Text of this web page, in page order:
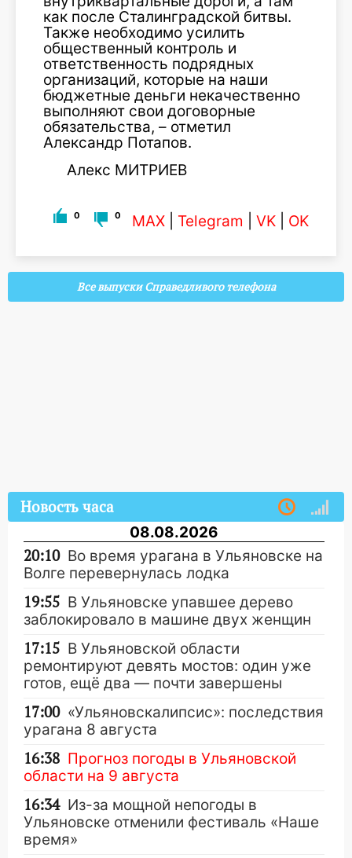
как после Сталинградской битвы.
Также необходимо уси­лить
общественный контроль и
ответственность подрядных
организаций, которые на наши
бюджетные деньги некаче­ственно
выполняют свои до­говорные
обязательства, – от­метил
Александр Потапов.
Алекс МИТРИЕВ
0 0 MAX Telegram VK OK
Все выпуски Справедливого телефона
Новость часа
08.08.2026
20:10 Во время урагана в Ульяновске на
Волге перевернулась лодка
19:55 В Ульяновске упавшее дерево
заблокировало в машине двух женщин
17:15 В Ульяновской области
ремонтируют девять мостов: один уже
готов, ещё два — почти завершены
17:00 «Ульяновскалипсис»: последствия
урагана 8 августа
16:38 Прогноз погоды в Ульяновской
области на 9 августа
16:34 Из-за мощной непогоды в
Ульяновске отменили фестиваль «Наше
время»